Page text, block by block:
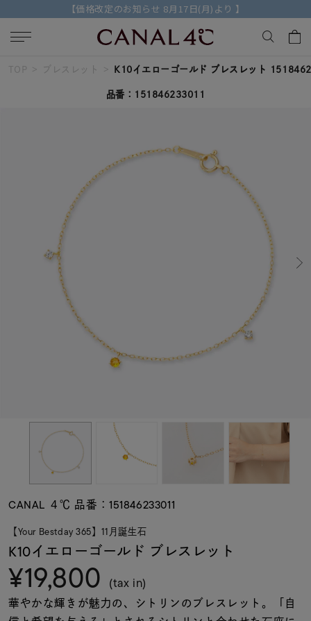
【価格改定のお知らせ 8月17日(月)より 】
キーワードで検索する
#ハーフエタニティリング #エタニティ
#ダイヤモンド ネックレス
Canal４℃
カテゴリー すべてのジュエリー
モチーフ
ト
TOP ブレスレット K10イエローゴールド ブレスレット
品番：151846233011
CANAL ４℃ 品番：151846233011
【Your Bestday 365】11月誕生石
K10イエローゴールド ブレスレット
¥19,800 (tax in)
華やかな輝きが魅力の、シトリンのブレスレット。「自